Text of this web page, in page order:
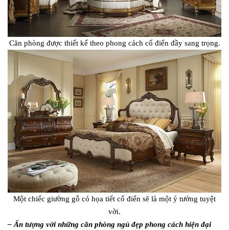
Căn phòng được thiết kế theo phong cách cổ điển đầy sang trọng.
Một chiếc giường gỗ có họa tiết cổ điển sẽ là một ý tưởng tuyệt
vời.
– Ấn tượng với những căn phòng ngủ đẹp phong cách hiện đại